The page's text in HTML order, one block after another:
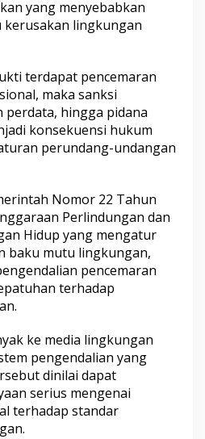
yang menyebabkan
kerusakan lingkungan
terdapat pencemaran
maka sanksi
hingga pidana
konsekuensi hukum
perundang-undangan
Nomor 22 Tahun
Perlindungan dan
Hidup yang mengatur
baku mutu lingkungan,
pencemaran
terhadap
ke media lingkungan
pengendalian yang
dinilai dapat
serius mengenai
terhadap standar